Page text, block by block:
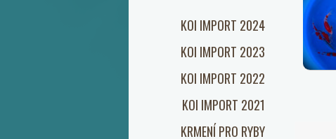
KOI IMPORT 2024
KOI IMPORT 2023
KOI IMPORT 2022
KOI IMPORT 2021
KRMENÍ PRO RYBY